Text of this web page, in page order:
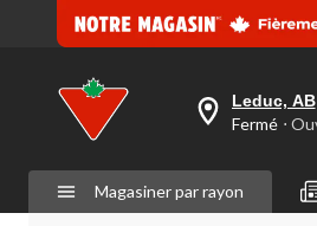
votre
est
Leduc,
AB,
Leduc, AB
Fermé
Magasiner par rayon